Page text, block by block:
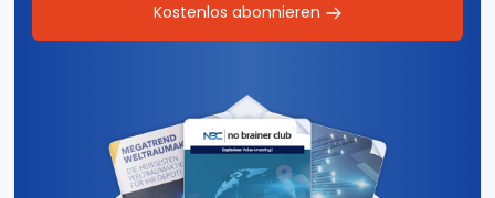
Kostenlos abonnieren